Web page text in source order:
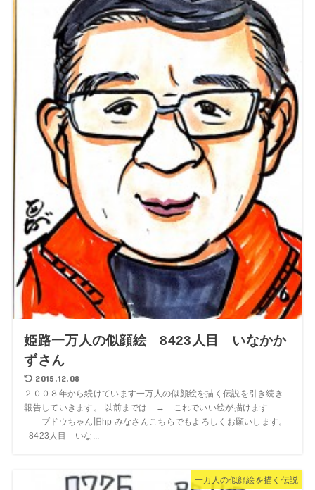
姫路一万人の似顔絵 8423人目 いなかか
ずさん
2015.12.08
２００８年から続けています一万人の似顔絵を描く伝説を引き続き
報告していきます。 以前までは → これでいい絵が描けます
ブドウちゃん旧hp みなさんこちらでもよろしくお願いします。
8423人目 いな...
一万人の似顔絵を描く伝説